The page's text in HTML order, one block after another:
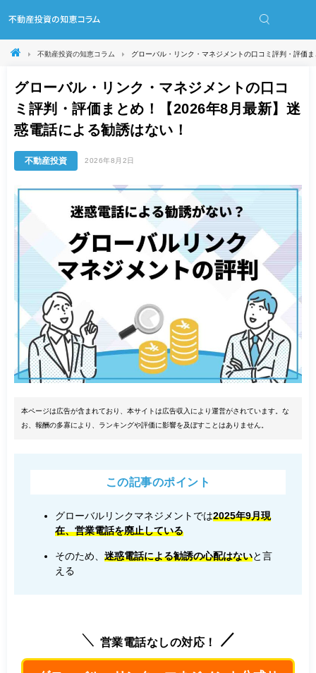
不動産投資の知恵コラム グローバル・リンク・マネジメントの口コミ評判・評価
グローバル・リンク・マネジメントの口コ
ミ評判・評価まとめ！【2026年8月最新】迷
惑電話による勧誘はない！
不動産投資 2026年8月2日
本ページは広告が含まれており、本サイトは広告収入により運営がされています。な
お、報酬の多寡により、ランキングや評価に影響を及ぼすことはありません。
この記事のポイント
グローバルリンクマネジメントでは2025年9月現
在、営業電話を廃止している
そのため、 迷惑電話による勧誘の心配はないと言
える
営業電話なしの対応！